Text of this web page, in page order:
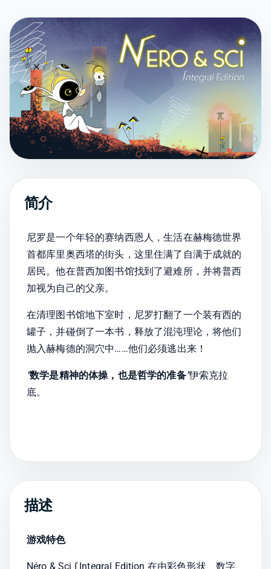
简介
尼罗是一个年轻的赛纳西恩人，生活在赫梅德世界
首都库里奥西塔的街头，这里住满了自满于成就的
居民。他在普西加图书馆找到了避难所，并将普西
加视为自己的父亲。
在清理图书馆地下室时，尼罗打翻了一个装有西的
罐子，并碰倒了一本书，释放了混沌理论，将他们
抛入赫梅德的洞穴中……他们必须逃出来！
"数学是精神的体操，也是哲学的准备"伊索克拉
底。
描述
游戏特色
Néro & Sci ∫ Integral Edition 在由彩色形状、数字